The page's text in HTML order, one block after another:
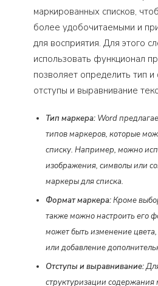
маркированных списков,
более удобочитаемыми и
для восприятия. Для этого
использовать функционал
позволяет определить тип
отступы и выравнивание
Тип маркера: Word
типов маркеров, которые
списку. Например, можно
изображения, символы или
маркеры для списка.
Формат маркера:Кроме
также можно настроить его
может быть изменение
или добавление
Отступы и выравнивание:
структуризации содержания